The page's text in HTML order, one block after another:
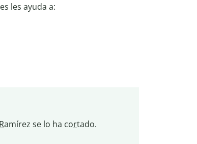
les ayuda a:
Ramírez se lo ha cortado.